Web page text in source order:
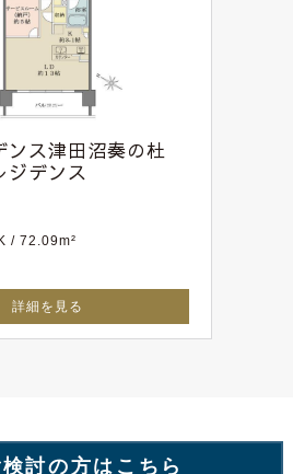
ンス津田沼奏の杜
ジデンス
/ 72.09m²
詳細を見る
討の方はこちら